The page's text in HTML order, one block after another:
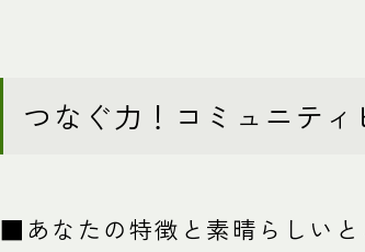
つなぐ力！コミュニテ
■あなたの特徴と素晴らしいと